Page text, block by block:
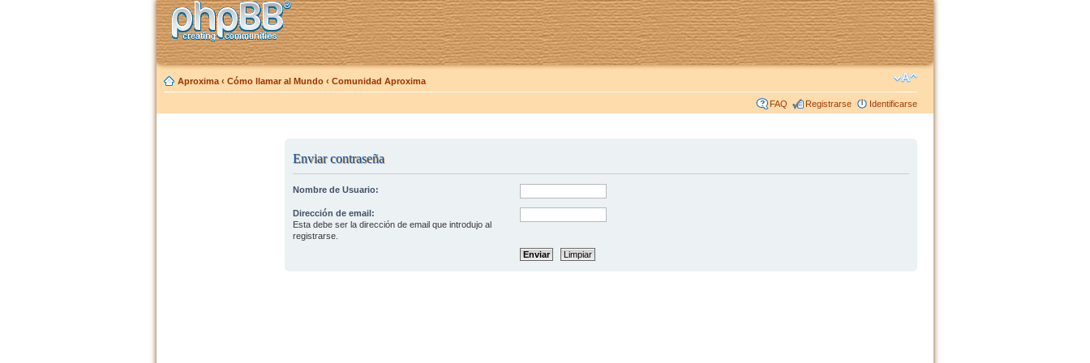
Aproxima ‹ Cómo llamar al Mundo ‹ Comunidad Aproxima
FAQ Registrarse Identificarse
Enviar contraseña
Nombre de Usuario:
Dirección de email:
Esta debe ser la dirección de email que introdujo al
registrarse.